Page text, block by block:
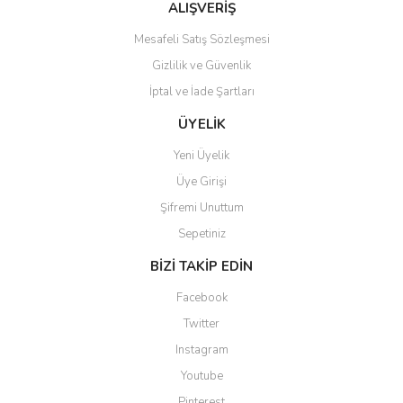
Bu ürüne benzer farklı alternatifler olmalı.
Gönder
ALIŞVERİŞ
Mesafeli Satış Sözleşmesi
Gizlilik ve Güvenlik
İptal ve İade Şartları
ÜYELİK
Yeni Üyelik
Üye Girişi
Şifremi Unuttum
Sepetiniz
BİZİ TAKİP EDİN
Facebook
Twitter
Instagram
Youtube